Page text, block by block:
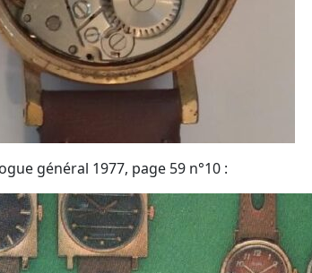
général 1977, page 59 n°10 :